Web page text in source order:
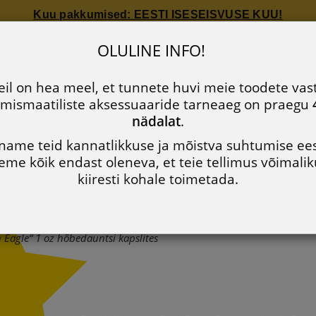
Kuu pakkumised: EESTI ISESEISVUSE KUU!
688 60 90
TOOTED UUDISTOOTED KULD HÕBE MUU
1 oz hõbedauntsi kapslites
„American Eagle“ 1 oz
Kuu pakkumised: EESTI ISESEISVUSE KUU!
OLULINE INFO!
on hea meel, et tunnete huvi meie toodete
aksessuaaride tarneaeg on praegu
nädalat.
teid kannatlikkuse ja mõistva suhtumise
kõik endast oleneva, et teie tellimus
kiiresti kohale toimetada.